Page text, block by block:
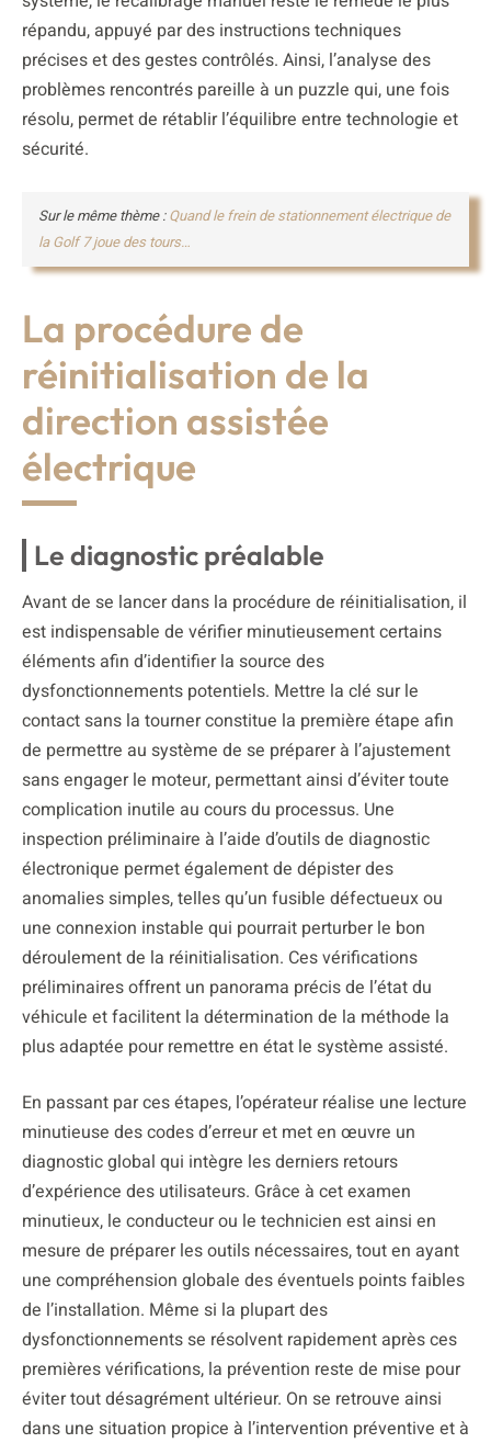
répandu, appuyé par des instructions techniques
précises et des gestes contrôlés. Ainsi, l’analyse des
problèmes rencontrés pareille à un puzzle qui, une fois
résolu, permet de rétablir l’équilibre entre technologie et
sécurité.
Sur le même thème :Quand le frein de stationnement électrique de
la Golf 7 joue des tours…
La procédure de
réinitialisation de la
direction assistée
électrique
Le diagnostic préalable
Avant de se lancer dans la procédure de réinitialisation, il
est indispensable de vérifier minutieusement certains
éléments afin d’identifier la source des
dysfonctionnements potentiels. Mettre la clé sur le
contact sans la tourner constitue la première étape afin
de permettre au système de se préparer à l’ajustement
sans engager le moteur, permettant ainsi d’éviter toute
complication inutile au cours du processus. Une
inspection préliminaire à l’aide d’outils de diagnostic
électronique permet également de dépister des
anomalies simples, telles qu’un fusible défectueux ou
une connexion instable qui pourrait perturber le bon
déroulement de la réinitialisation. Ces vérifications
préliminaires offrent un panorama précis de l’état du
véhicule et facilitent la détermination de la méthode la
plus adaptée pour remettre en état le système assisté.
En passant par ces étapes, l’opérateur réalise une lecture
minutieuse des codes d’erreur et met en œuvre un
diagnostic global qui intègre les derniers retours
d’expérience des utilisateurs. Grâce à cet examen
minutieux, le conducteur ou le technicien est ainsi en
mesure de préparer les outils nécessaires, tout en ayant
une compréhension globale des éventuels points faibles
de l’installation. Même si la plupart des
dysfonctionnements se résolvent rapidement après ces
premières vérifications, la prévention reste de mise pour
éviter tout désagrément ultérieur. On se retrouve ainsi
dans une situation propice à l’intervention préventive et à